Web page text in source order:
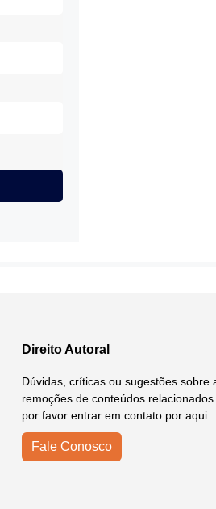
Direito Autoral
Dúvidas, críticas ou sugestões sobre
remoções de conteúdos
por favor entrar em contato por aqui:
Fale Conosco